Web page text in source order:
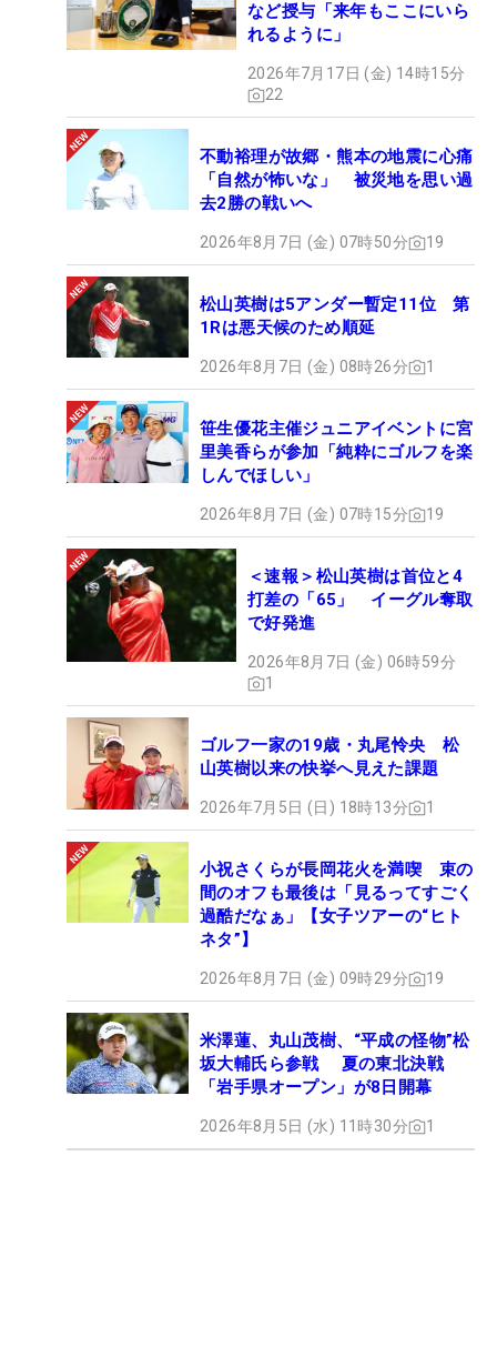
など授与「来年もここにいら
れるように」
2026年7月17日 (金) 14時15分
22
不動裕理が故郷・熊本の地震に心痛
「自然が怖いな」 被災地を思い過
去2勝の戦いへ
2026年8月7日 (金) 07時50分 19
松山英樹は5アンダー暫定11位 第
1Rは悪天候のため順延
2026年8月7日 (金) 08時26分 1
笹生優花主催ジュニアイベントに宮
里美香らが参加「純粋にゴルフを楽
しんでほしい」
2026年8月7日 (金) 07時15分 19
＜速報＞松山英樹は首位と4
打差の「65」 イーグル奪取
で好発進
2026年8月7日 (金) 06時59分
1
ゴルフ一家の19歳・丸尾怜央 松
山英樹以来の快挙へ見えた課題
2026年7月5日 (日) 18時13分 1
小祝さくらが長岡花火を満喫 束の
間のオフも最後は「見るってすごく
過酷だなぁ」【女子ツアーの“ヒト
ネタ”】
2026年8月7日 (金) 09時29分 19
米澤蓮、丸山茂樹、“平成の怪物”松
坂大輔氏ら参戦 夏の東北決戦
「岩手県オープン」が8日開幕
2026年8月5日 (水) 11時30分 1